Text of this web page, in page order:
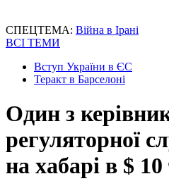
СПЕЦТЕМА: Війна в Ірані
ВСІ ТЕМИ
Вступ України в ЄС
Теракт в Барселоні
Один з
регуляторної
на хабарі в $